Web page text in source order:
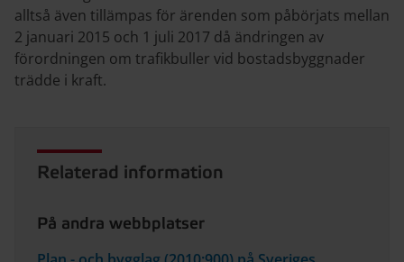
alltså även tillämpas för ärenden som påbörjats mellan
2 januari 2015 och 1 juli 2017 då ändringen av
förordningen om trafikbuller vid bostadsbyggnader
trädde i kraft.
Relaterad information
På andra webbplatser